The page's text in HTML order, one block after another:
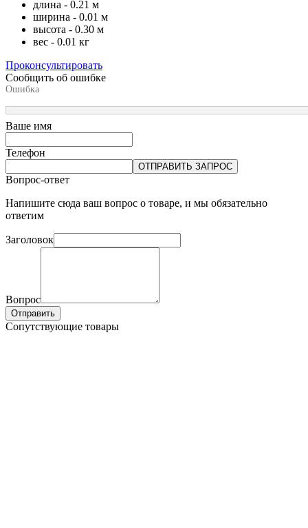
длина - 0.21 м
ширина - 0.01 м
высота - 0.30 м
вес - 0.01 кг
Проконсультировать
Сообщить об ошибке
Ошибка
Ваше имя
Телефон
ОТПРАВИТЬ ЗАПРОС
Вопрос-ответ
Напишите сюда ваш вопрос о товаре, и мы обязательно
ответим
Заголовок
Вопрос
Отправить
Сопутствующие товары